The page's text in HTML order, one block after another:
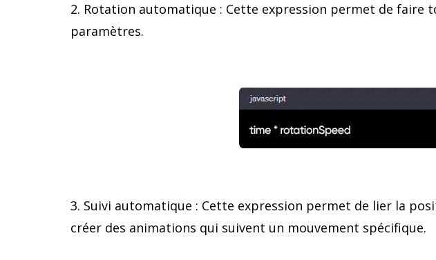
2. Rotation automatique : Cette expression permet de
paramètres.
3. Suivi automatique : Cette expression permet de lier la
créer des animations qui suivent un mouvement spécifique.